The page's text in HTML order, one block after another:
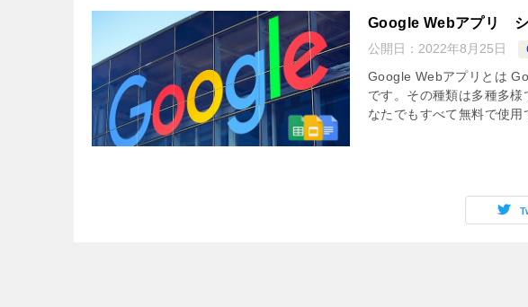
Google Webアプリ シ
公開日： 2022年8月25日
Google Webアプリとは
です。その種類は多種多
なたでもすべて無料で使